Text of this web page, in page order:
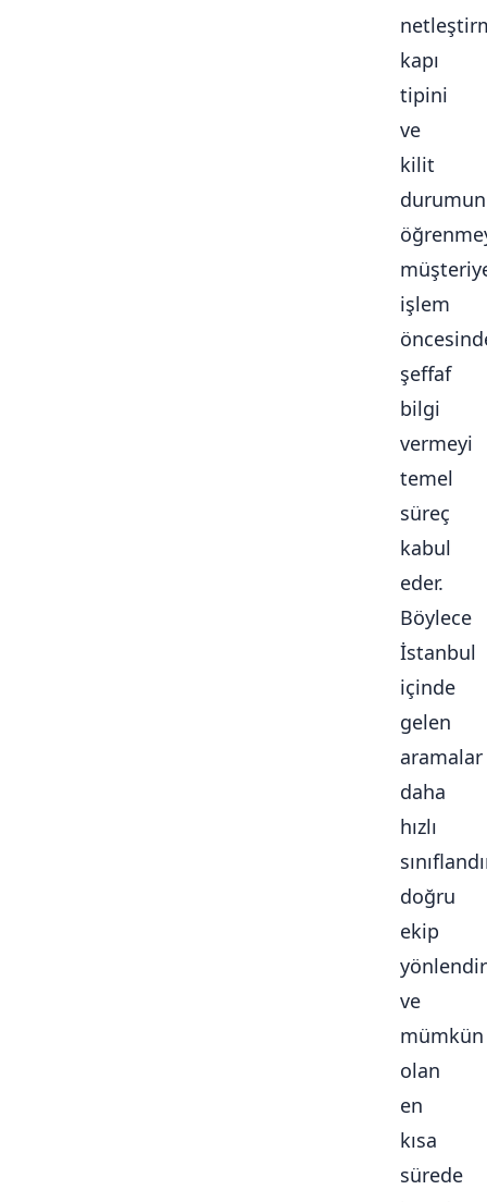
kapı
tipini
ve
kilit
işlem
şeffaf
bilgi
vermeyi
temel
süreç
kabul
eder.
Böylece
İstanbul
içinde
gelen
aramalar
daha
hızlı
doğru
ekip
ve
mümkün
olan
en
kısa
sürede